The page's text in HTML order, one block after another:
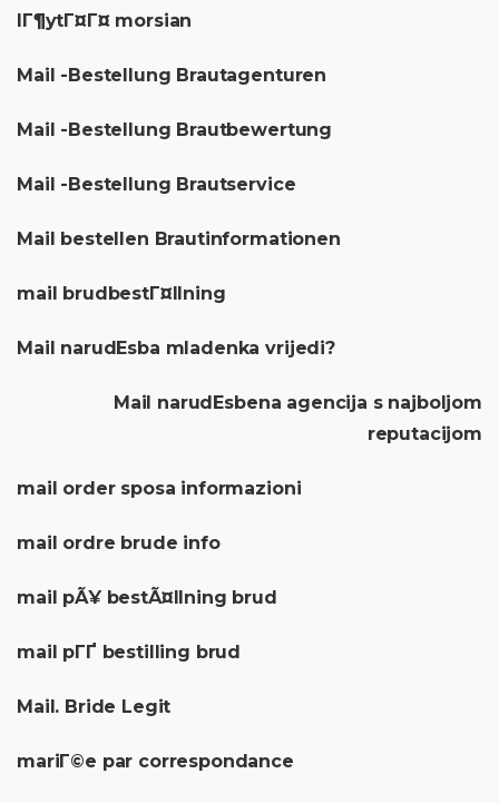
lГ¶ytГ¤Г¤ morsian
Mail -Bestellung Brautagenturen
Mail -Bestellung Brautbewertung
Mail -Bestellung Brautservice
Mail bestellen Brautinformationen
mail brudbestГ¤llning
Mail narudЕѕba mladenka vrijedi?
Mail narudЕѕbena agencija s najboljom
reputacijom
mail order sposa informazioni
mail ordre brude info
mail pÃ¥ bestÃ¤llning brud
mail pГҐ bestilling brud
Mail. Bride Legit
mariГ©e par correspondance